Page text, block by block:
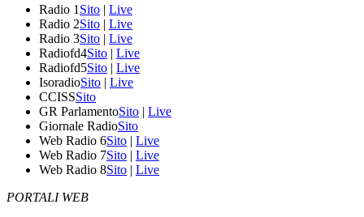
Radio 1 Sito | Live
Radio 2Sito | Live
Radio 3Sito | Live
Radiofd4Sito | Live
Radiofd5Sito | Live
IsoradioSito | Live
CCISSSito
GR ParlamentoSito | Live
Giornale RadioSito
Web Radio 6Sito | Live
Web Radio 7Sito | Live
Web Radio 8Sito | Live
PORTALI WEB